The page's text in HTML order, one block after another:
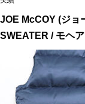
JOE McCOY (ジョ
SWEATER / モヘ